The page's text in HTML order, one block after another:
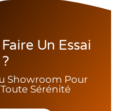
Un Essai
?
Showroom Pour
Sérénité